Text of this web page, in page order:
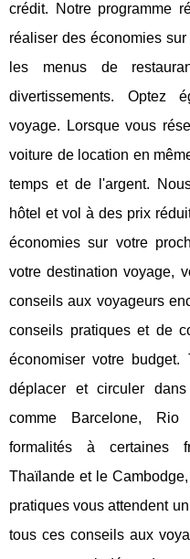
crédit. Notre programme
réaliser des économies
les menus de
divertissements. Optez
voyage. Lorsque vous
voiture de location en
temps et de l'argent.
hôtel et vol à des prix
économies sur votre
votre destination voyage,
conseils aux voyageurs
conseils pratiques et de
économiser votre
déplacer et circuler
comme Barcelone,
formalités à certaines
Thaïlande et le
pratiques vous attendent
tous ces conseils aux